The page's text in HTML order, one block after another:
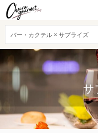
バー・カクテル × サプライズ
サ